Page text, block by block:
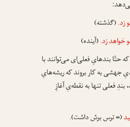
زد.(گذشته)
خواهد زد.(آینده)
حتّا بندهایِ فعلی‌ای می‌توانند با
جهشی به کار بروند که ریشه‌هایِ
فعلی تنها به نقطه‌یِ آغازِ
(= ترس برش داشت).